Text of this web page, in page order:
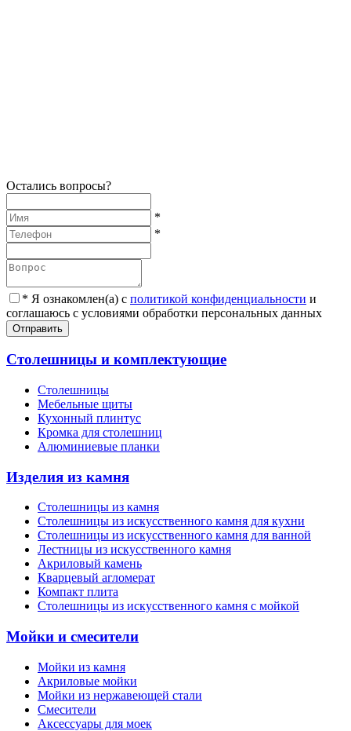
Остались вопросы?
*
*
* Я ознакомлен(а) с политикой конфиденциальности и
соглашаюсь с условиями обработки персональных данных
Отправить
Столешницы и комплектующие
Столешницы
Мебельные щиты
Кухонный плинтус
Кромка для столешниц
Алюминиевые планки
Изделия из камня
Столешницы из камня
Cтолешницы из искусственного камня для кухни
Cтолешницы из искусственного камня для ванной
Лестницы из искусственного камня
Акриловый камень
Кварцевый агломерат
Компакт плита
Столешницы из искусственного камня с мойкой
Мойки и смесители
Мойки из камня
Акриловые мойки
Мойки из нержавеющей стали
Смесители
Аксессуары для моек